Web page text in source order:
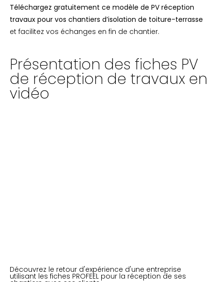
Téléchargez gratuitement ce modèle de PV réception
travaux pour vos chantiers d’isolation de toiture-terrasse
et facilitez vos échanges en fin de chantier.
Présentation des fiches PV
de réception de travaux en
vidéo
Découvrez le retour d'expérience d'une entreprise
utilisant les fiches PROFEEL pour la réception de ses